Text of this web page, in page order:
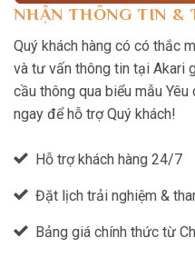
NHẬN THÔNG TIN &
Quý khách hàng có có thắc
và tư vấn thông tin tại Akari
cầu thông qua biểu mẫu
ngay để hỗ trợ Quý khách!
Hỗ trợ khách hàng 24/7
Đặt lịch trải nghiệm &
Bảng giá chính thức từ